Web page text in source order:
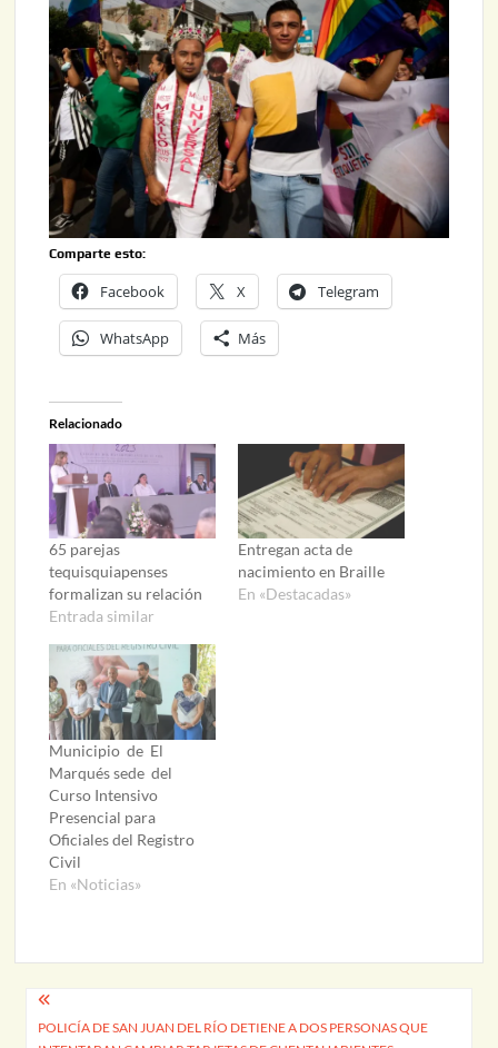
Comparte esto:
Facebook X Telegram
WhatsApp Más
Relacionado
65 parejas
tequisquiapenses
formalizan su relación
Entrada similar
Entregan acta de
nacimiento en Braille
En «Destacadas»
Municipio de El
Marqués sede del
Curso Intensivo
Presencial para
Oficiales del Registro
Civil
En «Noticias»
Navegación
POLICÍA DE SAN JUAN DEL RÍO DETIENE A DOS PERSONAS QUE